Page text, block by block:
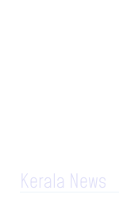
Kerala News